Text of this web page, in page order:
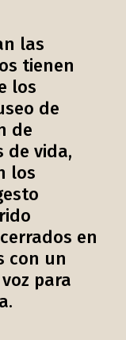
las
tienen
los
de
de
de vida,
los
en
con un
para